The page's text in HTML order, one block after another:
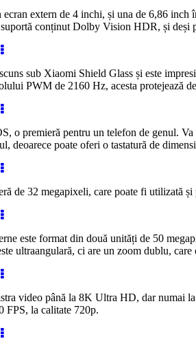
extern de 4 inchi, și una de 6,86
conținut Dolby Vision HDR, și deși
sub Xiaomi Shield Glass și este
PWM de 2160 Hz, acesta protejează
o premieră pentru un telefon de genul.
deoarece poate oferi o tastatură de
de 32 megapixeli, care poate fi utilizată
este format din două unități de 50
ultraangulară, ci are un zoom dublu,
video până la 8K Ultra HD, dar numai
FPS, la calitate 720p.